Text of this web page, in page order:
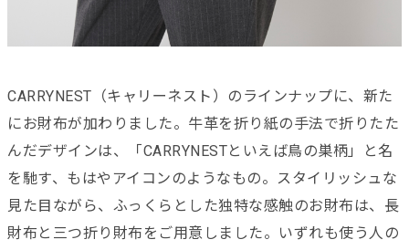
CARRYNEST（キャリーネスト）のラインナップに、新た
にお財布が加わりました。牛革を折り紙の手法で折りたた
んだデザインは、「CARRYNESTといえば鳥の巣柄」と名
を馳す、もはやアイコ ンのようなもの。スタイリッシュな
見た目ながら、ふっくらとした独特な感触のお財布は、長
財布と三つ折り財布をご用意しました。いずれも使う人の